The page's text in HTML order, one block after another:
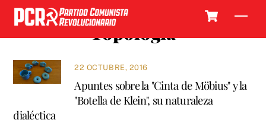
Skip
content
Topología
22 OCTUBRE, 2016
Apuntes sobre la "Cinta de Möbius" y la
"Botella de Klein", su naturaleza
dialéctica